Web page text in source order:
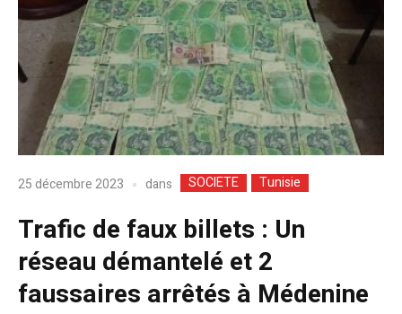
25 décembre 2023 dans SOCIETE Tunisie
Trafic de faux billets : Un
réseau démantelé et 2
faussaires arrêtés à Médenine